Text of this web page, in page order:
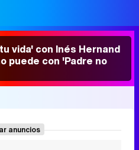
vida' con Inés Hernand
puede con 'Padre no
anuncios